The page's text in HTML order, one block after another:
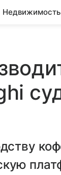
Недвижимость